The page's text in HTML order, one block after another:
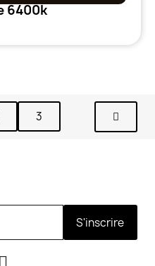
6400k
3
S'inscrire